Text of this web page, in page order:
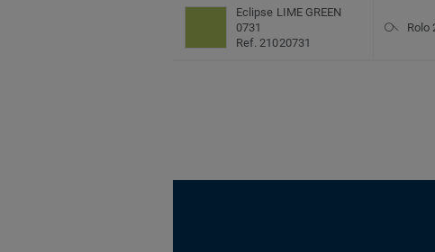
Eclipse LIME GREEN
0731
Ref. 21020731
Rolo